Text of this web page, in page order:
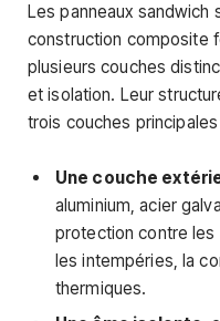
Les panneaux sandwich
construction composite
plusieurs couches
et isolation. Leur
trois couches principales
Une couche
aluminium, acier
protection contre
les intempéries, la
thermiques.